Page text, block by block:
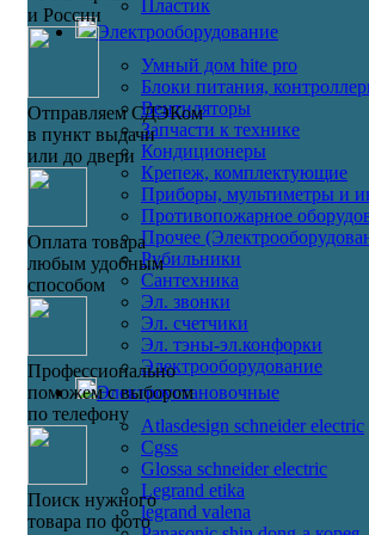
Пластик
Электрооборудование
Умный дом hite pro
Блоки питания,
Вентиляторы
Запчасти к технике
Кондиционеры
Крепеж, комплектующие
Приборы, мультиметры и
Противопожарное
Прочее
Рубильники
Сантехника
Эл. звонки
Эл. счетчики
Эл. тэны-эл.конфорки
Электрооборудование
Электроустановочные
Atlasdesign schneider electric
Cgss
Glossa schneider electric
Legrand etika
legrand valena
и России
Отправляем СДЭКом
в пункт выдачи
или до двери
Оплата товара
любым удобным
способом
Профессионально
поможем с выбором
по телефону
Поиск нужного
товара по фото